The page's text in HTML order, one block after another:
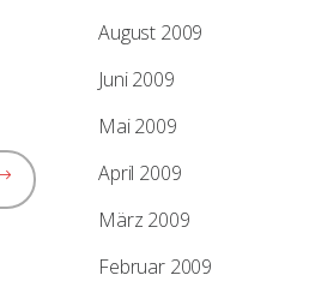
August 2009
Juni 2009
Mai 2009
April 2009
März 2009
Februar 2009